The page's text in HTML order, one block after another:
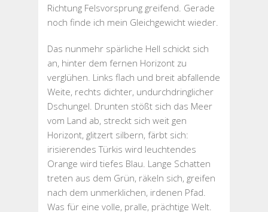
Richtung Felsvorsprung greifend. Gerade
noch finde ich mein Gleichgewicht wieder.
Das nunmehr spärliche Hell schickt sich
an, hinter dem fernen Horizont zu
verglühen. Links flach und breit abfallende
Weite, rechts dichter, undurchdringlicher
Dschungel. Drunten stößt sich das Meer
vom Land ab, streckt sich weit gen
Horizont, glitzert silbern, färbt sich:
irisierendes Türkis wird leuchtendes
Orange wird tiefes Blau. Lange Schatten
treten aus dem Grün, räkeln sich, greifen
nach dem unmerklichen, irdenen Pfad.
Was für eine volle, pralle, prächtige Welt.